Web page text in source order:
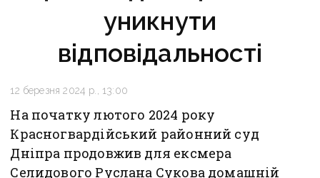
уникнути
відповідальності
12 березня 2024 р., 13:00
На початку лютого 2024 року
Красногвардійський районний суд
Дніпра продовжив для ексмера
Селидового Руслана Сукова домашній